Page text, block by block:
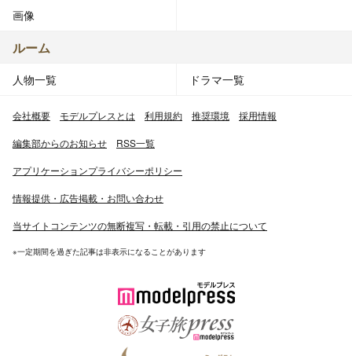
画像
ルーム
人物一覧 ドラマ一覧
会社概要 モデルプレスとは 利用規約 推奨環境 採用情報
編集部からのお知らせ RSS一覧
アプリケーションプライバシーポリシー
情報提供・広告掲載・お問い合わせ
当サイトコンテンツの無断複写・転載・引用の禁止について
※一定期間を過ぎた記事は非表示になることがあります